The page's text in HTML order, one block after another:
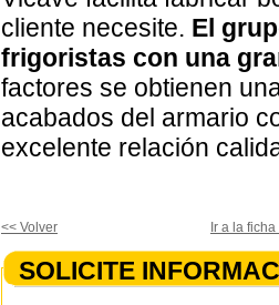
cliente necesite. El
frigoristas con una
factores se obtienen
acabados del armario
excelente relación
<< Volver Ir a la
SOLICITE